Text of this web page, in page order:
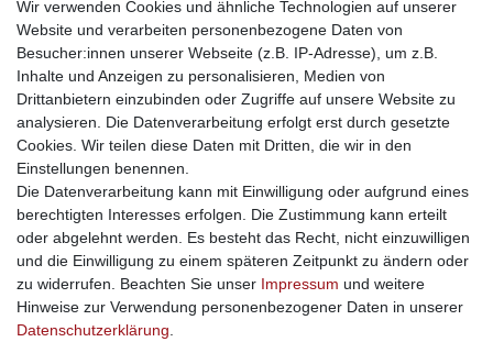
traumlampen- Lampen und Kronleuchter
kinderwagencenter- Exklusive und günstige Kinderwagen
gastrogeraete24- alles für Gastronomie und Imbiss
soziale Medien
Facebook
sicher einkaufen
Sichere Bestellung und Zahlung via SSL Verschlüsselung
Wir verwenden Cookies und ähnliche Technologien auf unserer
Website und verarbeiten personenbezogene Daten von
Besucher:innen unserer Webseite (z.B. IP-Adresse), um z.B.
Inhalte und Anzeigen zu personalisieren, Medien von
Drittanbietern einzubinden oder Zugriffe auf unsere Website zu
analysieren. Die Datenverarbeitung erfolgt erst durch gesetzte
Cookies. Wir teilen diese Daten mit Dritten, die wir in den
Einstellungen benennen.
Die Datenverarbeitung kann mit Einwilligung oder aufgrund eines
berechtigten Interesses erfolgen. Die Zustimmung kann erteilt
oder abgelehnt werden. Es besteht das Recht, nicht einzuwilligen
und die Einwilligung zu einem späteren Zeitpunkt zu ändern oder
zu widerrufen. Beachten Sie unser Impressum und weitere
Hinweise zur Verwendung personenbezogener Daten in unserer
Daten­schutz­erklärung